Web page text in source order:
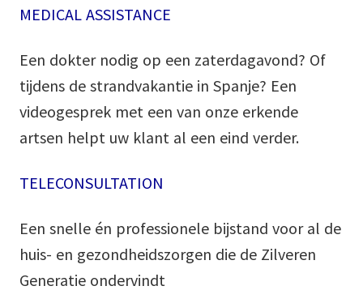
MEDICAL ASSISTANCE
Een dokter nodig op een zaterdagavond? Of
tijdens de strandvakantie in Spanje? Een
videogesprek met een van onze erkende
artsen helpt uw klant al een eind verder.
TELECONSULTATION
Een snelle én professionele bijstand voor al de
huis- en gezondheidszorgen die de Zilveren
Generatie ondervindt